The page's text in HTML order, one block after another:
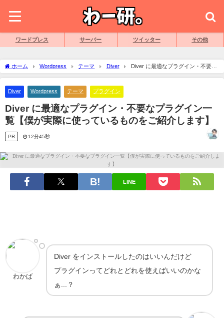
ワードプレス サーバー ツイッター その他
ホーム Wordpress テーマ Diver
Diver に最適なプラグイン・不要な
プラグイン一覧【僕が実際に使っているものをご紹介します】
Diver Wordpress テーマ プラグイン
Diver に最適なプラグイン・不要なプラグイン一
覧【僕が実際に使っているものをご紹介します】
PR 12分45秒
LINE
わかば
Diver をインストールしたのはいいんだけど
プラグインってどれとどれを使えばいいのかな
ぁ...？